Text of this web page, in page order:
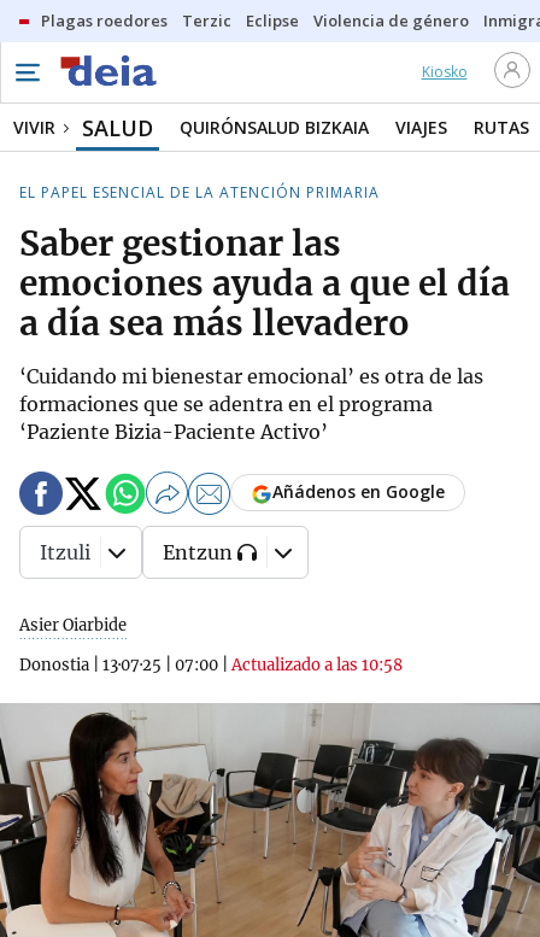
Plagas roedores Terzic Eclipse Violencia de género
Kiosko
VIVIR SALUD QUIRÓNSALUD BIZKAIA VIAJES RUTAS
EL PAPEL ESENCIAL DE LA ATENCIÓN PRIMARIA
Saber gestionar las
emociones ayuda a que el día
a día sea más llevadero
‘Cuidando mi bienestar emocional’ es otra de las
formaciones que se adentra en el programa
‘Paziente Bizia-Paciente Activo’
Asier Oiarbide
Donostia
13·07·25 07:00 |Actualizado a las 10:58
Añádenos en Google
Itzuli Entzun